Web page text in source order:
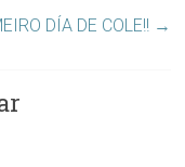
DÍA DE COLE!! →